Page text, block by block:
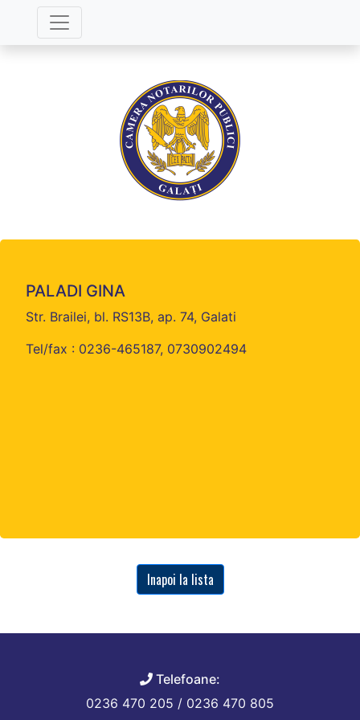
PALADI GINA
Str. Brailei, bl. RS13B, ap. 74, Galati
Tel/fax : 0236-465187, 0730902494
Inapoi la lista
Telefoane:
0236 470 205 / 0236 470 805